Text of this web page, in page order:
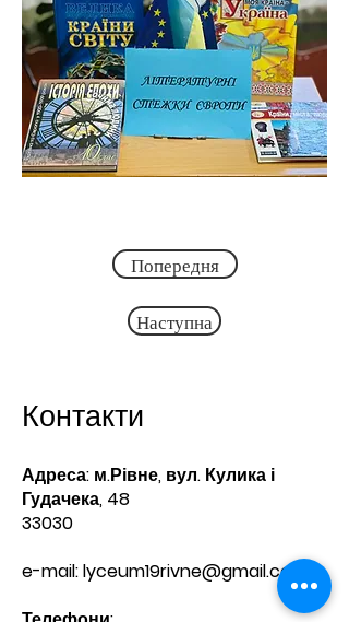
Попередня
Наступна
Контакти
Адреса: м.Рівне, вул. Кулика і
Гудачека, 48
33030
e-mail:lyceum19rivne@gmail.com